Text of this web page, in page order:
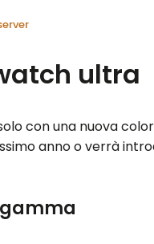
ultra
con una nuova
anno o verrà